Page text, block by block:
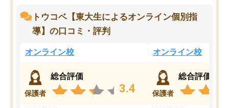
トウコベ【東大生によるオンライン個別指
導】の口コミ・評判
オンライン校
保護者
総合評価
3.4
オンライン校
保護者
総合評価